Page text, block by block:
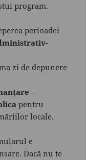
program.
perioadei
zi de depunere
–
pentru
locale.
e
Dacă nu te